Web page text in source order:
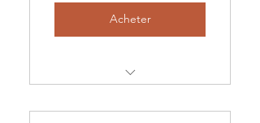
Acheter